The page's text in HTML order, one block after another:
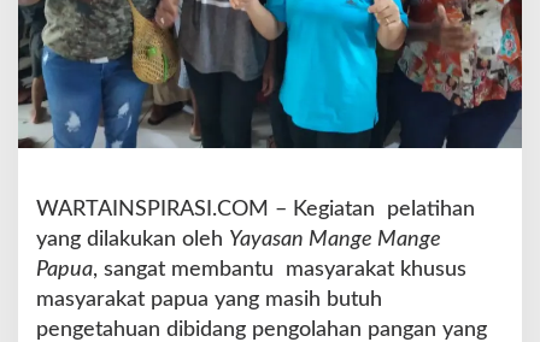
P
a
p
u
a
G
a
r
e
l
a
WARTAINSPIRASI.COM – Kegiatan pelatihan
yang dilakukan oleh Yayasan Mange Mange
Papua, sangat membantu masyarakat khusus
masyarakat papua yang masih butuh
pengetahuan dibidang pengolahan pangan yang